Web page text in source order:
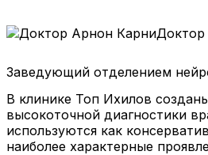
Заведующий отделением
В клинике Топ Ихилов
высокоточной диагностики
используются как
наиболее характерные